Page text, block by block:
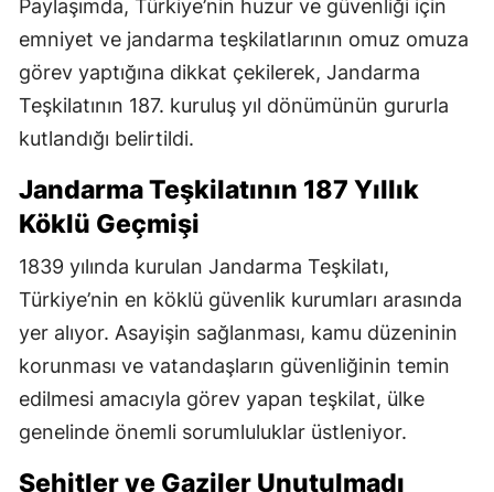
Paylaşımda, Türkiye’nin huzur ve güvenliği için
emniyet ve jandarma teşkilatlarının omuz omuza
görev yaptığına dikkat çekilerek, Jandarma
Teşkilatının 187. kuruluş yıl dönümünün gururla
kutlandığı belirtildi.
Jandarma Teşkilatının 187 Yıllık
Köklü Geçmişi
1839 yılında kurulan Jandarma Teşkilatı,
Türkiye’nin en köklü güvenlik kurumları arasında
yer alıyor. Asayişin sağlanması, kamu düzeninin
korunması ve vatandaşların güvenliğinin temin
edilmesi amacıyla görev yapan teşkilat, ülke
genelinde önemli sorumluluklar üstleniyor.
Şehitler ve Gaziler Unutulmadı